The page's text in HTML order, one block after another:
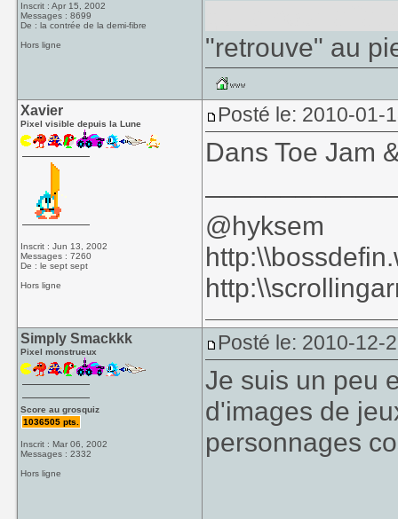
Inscrit : Apr 15, 2002
Messages : 8699
De : la contrée de la demi-fibre
Hors ligne
"retrouve" au
Xavier
Pixel visible depuis la Lune
Inscrit : Jun 13, 2002
Messages : 7260
De : le sept sept
Hors ligne
Posté le: 2010-01-
Dans Toe Jam
@hyksem
Simply Smackkk
Pixel monstrueux
Score au grosquiz
1036505 pts.
Inscrit : Mar 06, 2002
Messages : 2332
Hors ligne
Posté le: 2010-12-
Je suis un peu
d'images de
personnages